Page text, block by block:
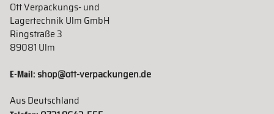
Ott Verpackungs- und
Lagertechnik Ulm GmbH
Ringstraße 3
89081 Ulm
E-Mail:shop@ott-verpackungen.de
Aus Deutschland